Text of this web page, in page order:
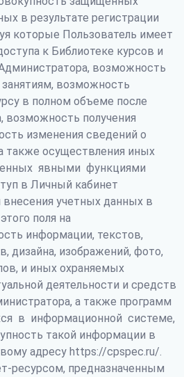
в результате регистрации
которые Пользователь имеет
к Библиотеке курсов и
возможность
возможность
в полном объеме после
возможность получения
изменения сведений о
также осуществления иных
явными функциями
в Личный кабинет
учетных данных в
поля на
информации, текстов,
дизайна, изображений, фото,
и иных охраняемых
деятельности и средств
а также программ
в информационной системе,
такой информации в
адресу https://cpspec.ru/.
ресурсом, предназначенным